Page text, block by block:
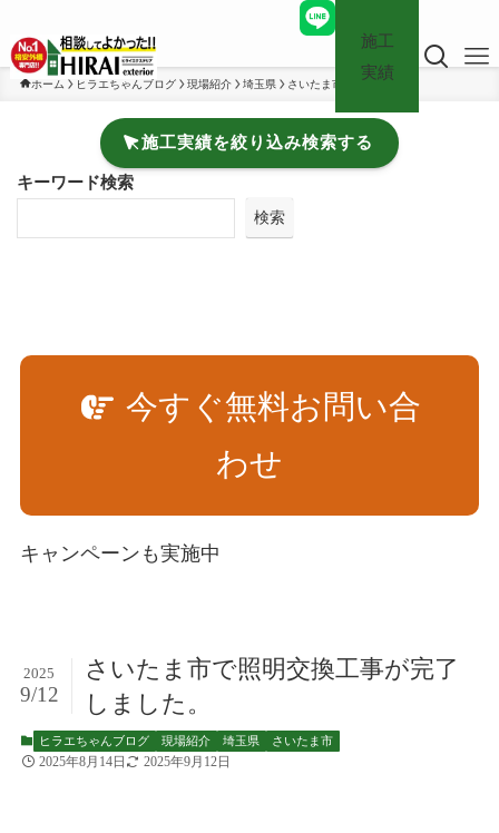
施工
実績
ホーム ヒラエちゃんブログ 現場紹介 埼玉県 さいたま市
施工実績を絞り込み検索する
キーワード検索
検索
今すぐ無料お問い合
わせ
キャンペーンも実施中
さいたま市で照明交換工事が完了
しました。
2025
9/12
ヒラエちゃんブログ 現場紹介 埼玉県 さいたま市
2025年8月14日 2025年9月12日